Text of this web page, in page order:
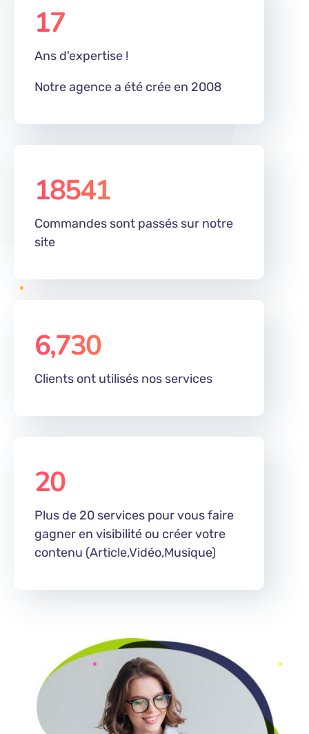
17
Ans d'expertise !
Notre agence a été crée en 2008
18541
Commandes sont passés sur notre
site
6,730
Clients ont utilisés nos services
20
Plus de 20 services pour vous faire
gagner en visibilité ou créer votre
contenu (Article,Vidéo,Musique)